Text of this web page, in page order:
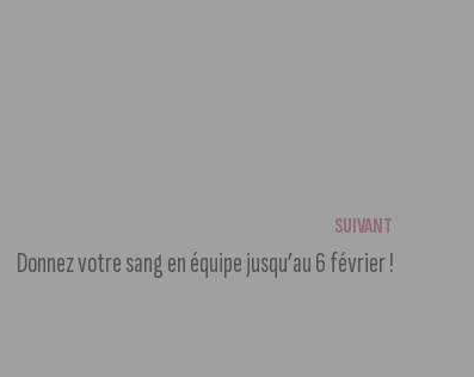
SUIVANT
Donnez votre sang en équipe jusqu’au 6 février !